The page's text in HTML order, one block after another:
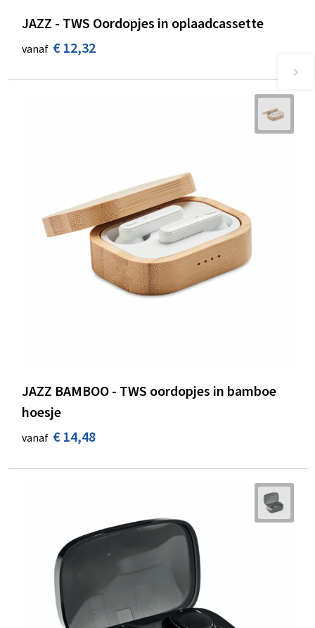
JAZZ - TWS Oordopjes in oplaadcassette
vanaf € 12,32
JAZZ BAMBOO - TWS oordopjes in bamboe
hoesje
vanaf € 14,48